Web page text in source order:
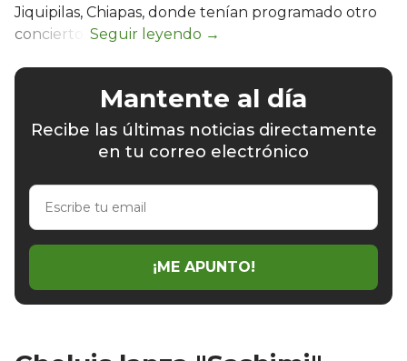
Jiquipilas, Chiapas, donde tenían programado otro
concierto.
Mantente al día
Recibe las últimas noticias directamente
en tu correo electrónico
Escribe
email
¡ME APUNTO!